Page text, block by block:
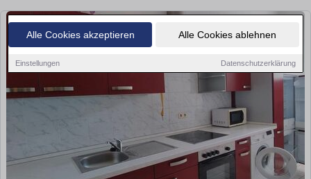
Alle Cookies akzeptieren Alle Cookies ablehnen
Einstellungen Datenschutzerklärung